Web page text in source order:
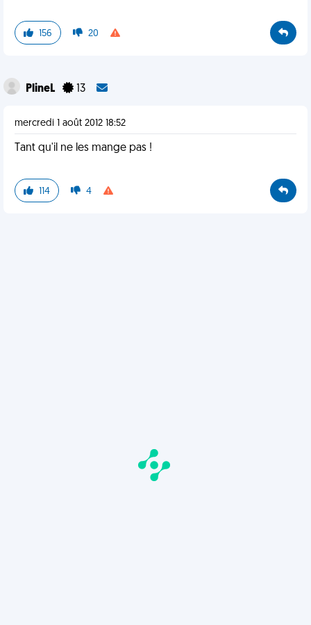
156 20
PlineL 13
mercredi 1 août 2012 18:52
Tant qu'il ne les mange pas !
114 4